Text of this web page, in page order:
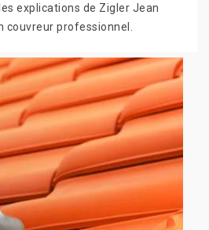
explications de Zigler Jean
couvreur professionnel.